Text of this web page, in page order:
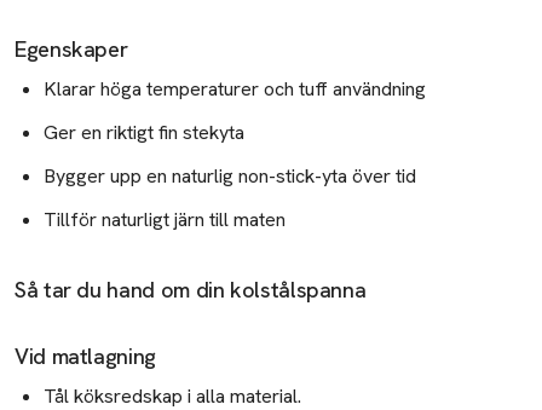
Egenskaper
Klarar höga temperaturer och tuff användning
Ger en riktigt fin stekyta
Bygger upp en naturlig non-stick-yta över tid
Tillför naturligt järn till maten
Så tar du hand om din kolstålspanna
Vid matlagning
Tål köksredskap i alla material.